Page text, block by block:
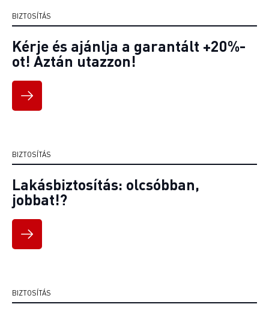
BIZTOSÍTÁS
Kérje és ajánlja a garantált +20%-
ot! Aztán utazzon!
BIZTOSÍTÁS
Lakásbiztosítás: olcsóbban,
jobbat!?
BIZTOSÍTÁS